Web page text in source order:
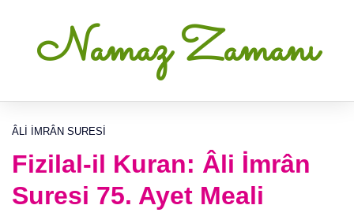
Namaz Zamanı
ÂLI İMRÂN SURESI
Fizilal-il Kuran: Âli İmrân
Suresi 75. Ayet Meali